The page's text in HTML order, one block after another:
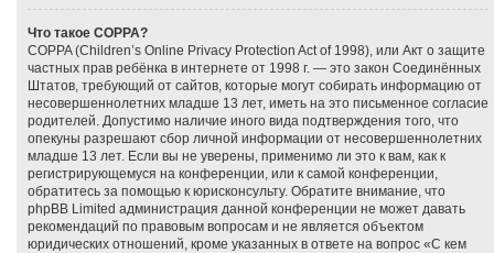
Что такое COPPA?
COPPA (Children’s Online Privacy Protection Act of 1998), или Акт о защите
частных прав ребёнка в интернете от 1998 г. — это закон Соединённых
Штатов, требующий от сайтов, которые могут собирать информацию от
несовершеннолетних младше 13 лет, иметь на это письменное согласие
родителей. Допустимо наличие иного вида подтверждения того, что
опекуны разрешают сбор личной информации от несовершеннолетних
младше 13 лет. Если вы не уверены, применимо ли это к вам, как к
регистрирующемуся на конференции, или к самой конференции,
обратитесь за помощью к юрисконсульту. Обратите внимание, что
phpBB Limited администрация данной конференции не может давать
рекомендаций по правовым вопросам и не является объектом
юридических отношений, кроме указанных в ответе на вопрос «С кем